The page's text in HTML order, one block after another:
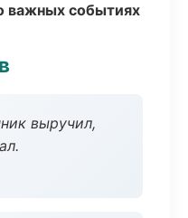
важных событиях
выручил,